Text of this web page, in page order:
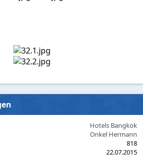
Hotels Bangkok
Onkel Hermann
818
22.07.2015